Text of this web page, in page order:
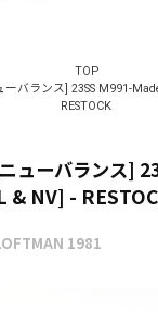
TOP
バランス] 23SS M991-
RESTOCK
ューバランス]
& NV] -
1981